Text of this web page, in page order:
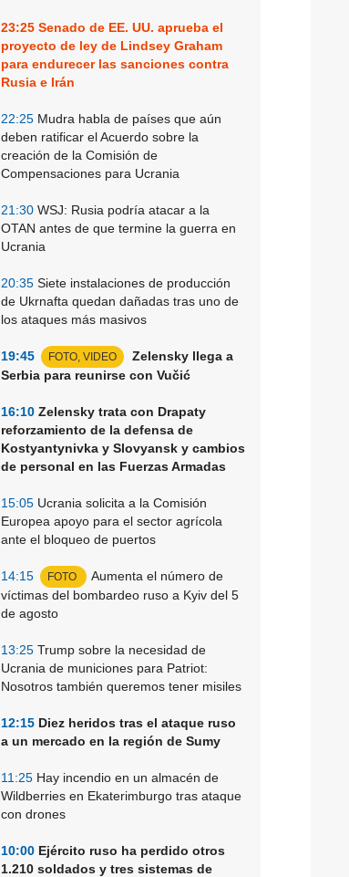
23:25 Senado de EE. UU. aprueba el
proyecto de ley de Lindsey Graham
para endurecer las sanciones contra
Rusia e Irán
22:25 Mudra habla de países que aún
deben ratificar el Acuerdo sobre la
creación de la Comisión de
Compensaciones para Ucrania
21:30 WSJ: Rusia podría atacar a la
OTAN antes de que termine la guerra en
Ucrania
20:35 Siete instalaciones de producción
de Ukrnafta quedan dañadas tras uno de
los ataques más masivos
19:45 FOTO, VIDEO
Zelensky llega a
Serbia para reunirse con Vučić
16:10 Zelensky trata con Drapaty
reforzamiento de la defensa de
Kostyantynivka y Slovyansk y cambios
de personal en las Fuerzas Armadas
15:05 Ucrania solicita a la Comisión
Europea apoyo para el sector agrícola
ante el bloqueo de puertos
14:15 FOTO
Aumenta el número de
víctimas del bombardeo ruso a Kyiv del 5
de agosto
13:25 Trump sobre la necesidad de
Ucrania de municiones para Patriot:
Nosotros también queremos tener misiles
12:15 Diez heridos tras el ataque ruso
a un mercado en la región de Sumy
11:25 Hay incendio en un almacén de
Wildberries en Ekaterimburgo tras ataque
con drones
10:00 Ejército ruso ha perdido otros
1.210 soldados y tres sistemas de